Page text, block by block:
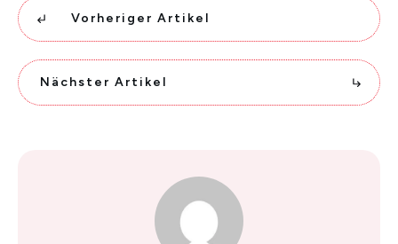
Vorheriger Artikel
Nächster Artikel